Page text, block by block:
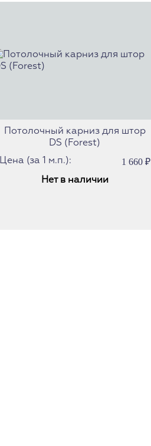
Карнизы Сиам
Карнизы Гефест
Карнизы Родос
Карнизы Спарта
Карнизы Прованс
Карнизы Флоренция
Потолочный карниз для штор
DS (Forest)
Цена (за 1 м.п.):
1 660₽
Нет в наличии